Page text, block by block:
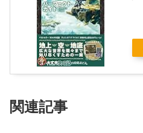
関連記事